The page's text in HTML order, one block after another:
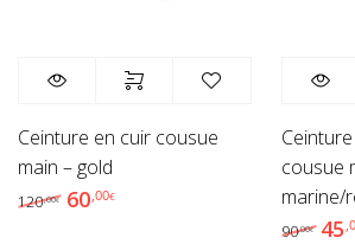
Ceinture en cuir cousue
main – gold
120,00€ Le prix initial était : 120,00€.
60,00€ Le prix actuel est : 60,00€.
cousue
marine/
90,00€ Le
45